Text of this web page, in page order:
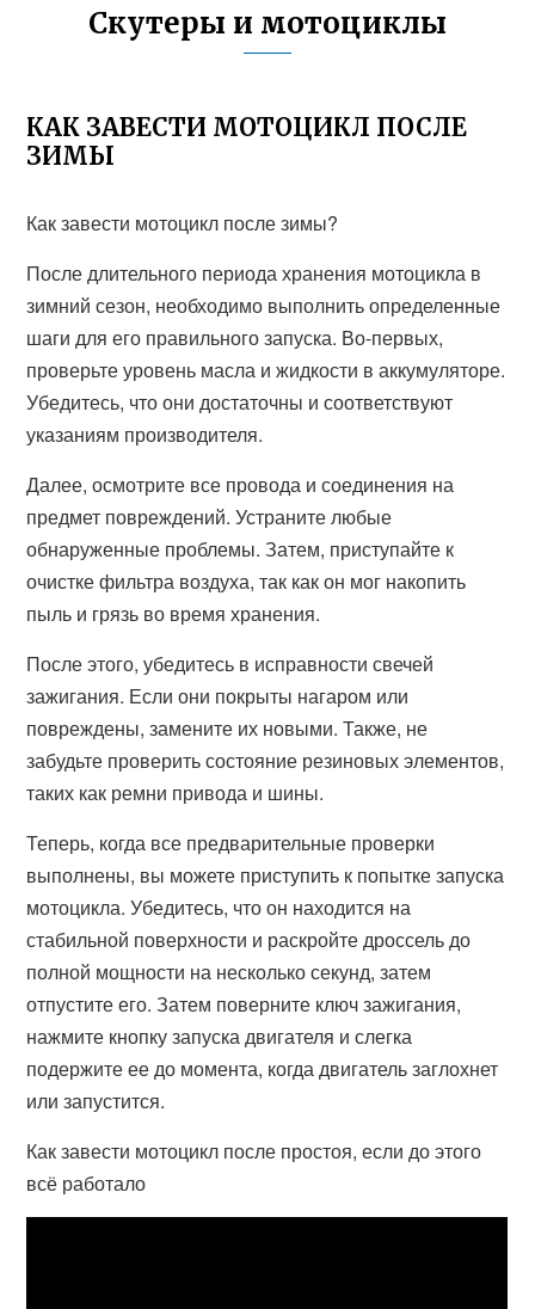
Скутеры и мотоциклы
КАК ЗАВЕСТИ МОТОЦИКЛ ПОСЛЕ
ЗИМЫ
Как завести мотоцикл после зимы?
После длительного периода хранения мотоцикла в
зимний сезон, необходимо выполнить определенные
шаги для его правильного запуска. Во-первых,
проверьте уровень масла и жидкости в аккумуляторе.
Убедитесь, что они достаточны и соответствуют
указаниям производителя.
Далее, осмотрите все провода и соединения на
предмет повреждений. Устраните любые
обнаруженные проблемы. Затем, приступайте к
очистке фильтра воздуха, так как он мог накопить
пыль и грязь во время хранения.
После этого, убедитесь в исправности свечей
зажигания. Если они покрыты нагаром или
повреждены, замените их новыми. Также, не
забудьте проверить состояние резиновых элементов,
таких как ремни привода и шины.
Теперь, когда все предварительные проверки
выполнены, вы можете приступить к попытке запуска
мотоцикла. Убедитесь, что он находится на
стабильной поверхности и раскройте дроссель до
полной мощности на несколько секунд, затем
отпустите его. Затем поверните ключ зажигания,
нажмите кнопку запуска двигателя и слегка
подержите ее до момента, когда двигатель заглохнет
или запустится.
Как завести мотоцикл после простоя, если до этого
всё работало